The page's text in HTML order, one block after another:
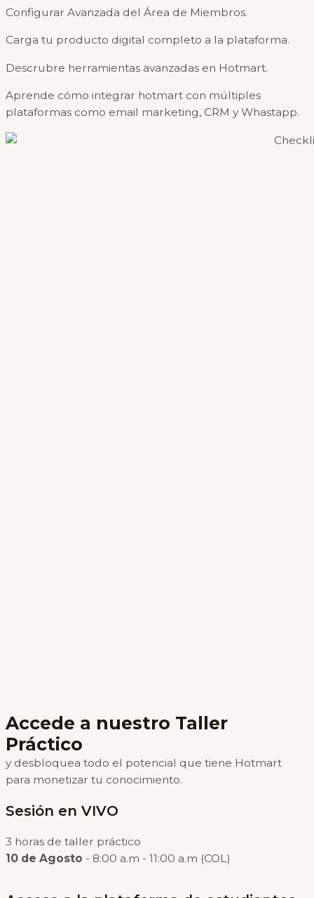
Configurar Avanzada del Área de Miembros.
Carga tu producto digital completo a la plataforma.
Descrubre herramientas avanzadas en Hotmart.
Aprende cómo integrar hotmart con múltiples
plataformas como email marketing, CRM y Whastapp.
Accede a nuestro Taller
Práctico
y desbloquea todo el potencial que tiene Hotmart
para monetizar tu conocimiento.
Sesión en VIVO
3 horas de taller práctico
10 de Agosto - 8:00 a.m - 11:00 a.m (COL)